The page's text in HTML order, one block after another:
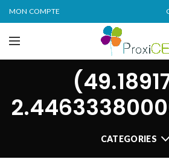
MON COMPTE
CATEGORIES